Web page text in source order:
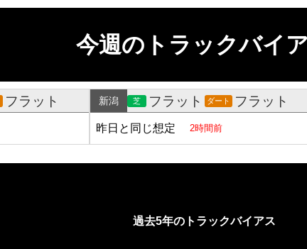
今週のトラックバイ
フラット 新潟 芝 フラット ダート フラット
昨日と同じ想定 2時間前
過去5年のトラックバイアス